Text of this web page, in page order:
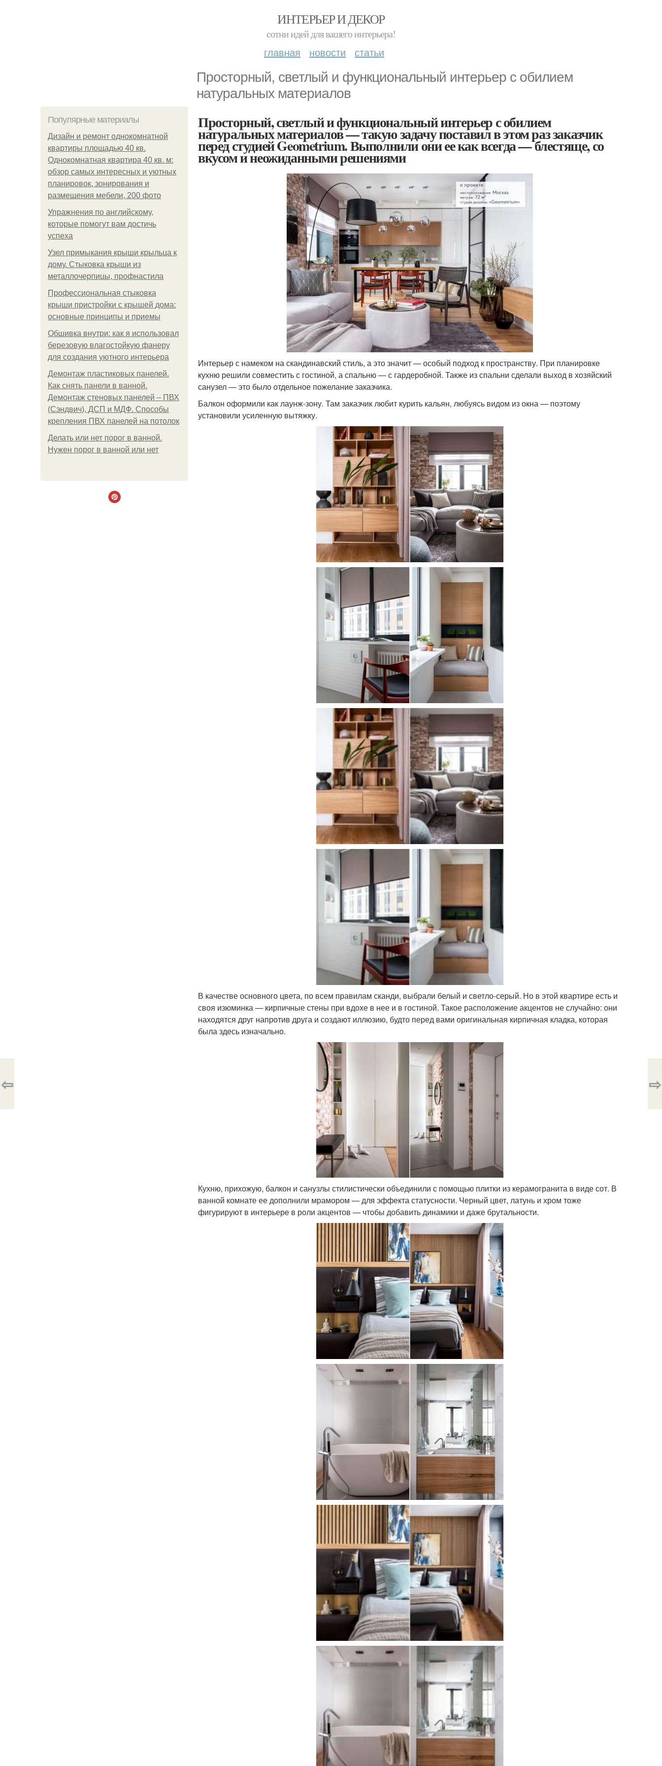
ИНТЕРЬЕР И ДЕКОР
сотни идей для вашего интерьера!
главная новости статьи
Просторный, светлый и функциональный интерьер с обилием
натуральных материалов
Популярные материалы
Дизайн и ремонт однокомнатной
квартиры площадью 40 кв.
Однокомнатная квартира 40 кв. м:
обзор самых интересных и уютных
планировок, зонирования и
размещения мебели, 200 фото
Упражнения по английскому,
которые помогут вам достичь
успеха
Узел примыкания крыши крыльца к
дому. Стыковка крыши из
металлочерпицы, профнастила
Профессиональная стыковка
крыши пристройки с крышей дома:
основные принципы и приемы
Обшивка внутри: как я использовал
березовую влагостойкую фанеру
для создания уютного интерьера
Демонтаж пластиковых панелей.
Как снять панели в ванной.
Демонтаж стеновых панелей – ПВХ
(Сэндвич), ДСП и МДФ. Способы
крепления ПВХ панелей на потолок
Делать или нет порог в ванной.
Нужен порог в ванной или нет
Просторный, светлый и функциональный интерьер с обилием
натуральных материалов — такую задачу поставил в этом раз заказчик
перед студией Geometrium. Выполнили они ее как всегда — блестяще, со
вкусом и неожиданными решениями
Интерьер с намеком на скандинавский стиль, а это значит — особый подход к пространству. При планировке
кухню решили совместить с гостиной, а спальню — с гардеробной. Также из спальни сделали выход в хозяйский
санузел — это было отдельное пожелание заказчика.
Балкон оформили как лаунж-зону. Там заказчик любит курить кальян, любуясь видом из окна — поэтому
установили усиленную вытяжку.
В качестве основного цвета, по всем правилам сканди, выбрали белый и светло-серый. Но в этой квартире есть и
своя изюминка — кирпичные стены при вдохе в нее и в гостиной. Такое расположение акцентов не случайно: они
находятся друг напротив друга и создают иллюзию, будто перед вами оригинальная кирпичная кладка, которая
была здесь изначально.
Кухню, прихожую, балкон и санузлы стилистически объединили с помощью плитки из керамогранита в виде сот. В
ванной комнате ее дополнили мрамором — для эффекта статусности. Черный цвет, латунь и хром тоже
фигурируют в интерьере в роли акцентов — чтобы добавить динамики и даже брутальности.
⇦ ⇨